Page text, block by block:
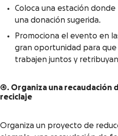
Coloca una estación
una donación sugerida.
Promociona el evento en
gran oportunidad para que
trabajen juntos y
4. Organiza una recaudación
reciclaje
Organiza un proyecto de